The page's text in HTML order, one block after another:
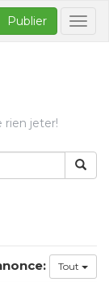
Publier
rien jeter!
Tout